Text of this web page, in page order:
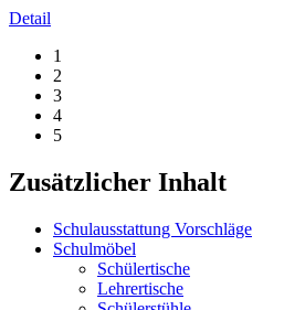
Detail
1
2
3
4
5
Zusätzlicher Inhalt
Schulausstattung Vorschläge
Schulmöbel
Schülertische
Lehrertische